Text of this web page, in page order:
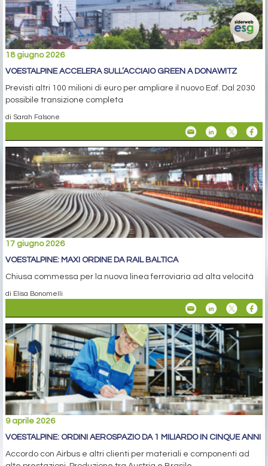
18 giugno 2026
VOESTALPINE ACCELERA SULL’ACCIAIO GREEN A DONAWITZ
Previsti altri 100 milioni di euro per ampliare il nuovo Eaf. Dal 2030
possibile transizione completa
di Sarah Falsone
17 giugno 2026
VOESTALPINE: MAXI ORDINE DA RAIL BALTICA
Chiusa commessa per la nuova linea ferroviaria ad alta velocità
di Elisa Bonomelli
9 aprile 2026
VOESTALPINE: ORDINI AEROSPAZIO DA 1 MILIARDO IN CINQUE ANNI
Accordo con Airbus e altri clienti per materiali e componenti ad